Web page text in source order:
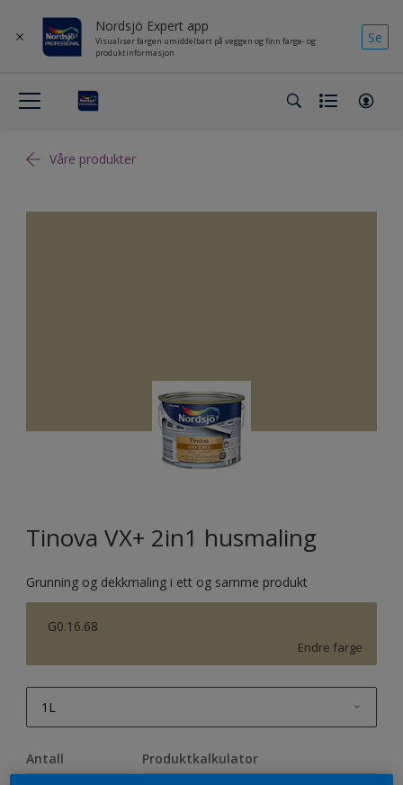
Nordsjö Expert app
Visualiser fargen umiddelbart på veggen og finn farge- og
produktinformasjon
Se
Våre produkter
Tinova VX+ 2in1 husmaling
Grunning og dekkmaling i ett og samme produkt
G0.16.68
Endre farge
1L
2,5L
Antall Produktkalkulator